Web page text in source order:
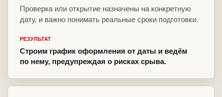
Проверка или открытие назначены на конкретную
дату, и важно понимать реальные сроки подготовки.
РЕЗУЛЬТАТ
Строим график оформления от даты и ведём
по нему, предупреждая о рисках срыва.